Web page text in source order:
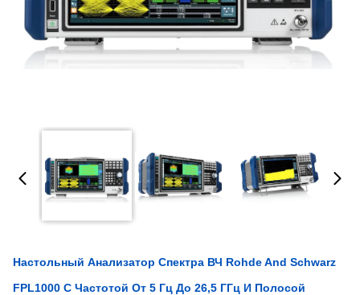
Настольный Анализатор Спектра ВЧ Rohde And Schwarz
FPL1000 С Частотой От 5 Гц До 26,5 ГГц И Полосой